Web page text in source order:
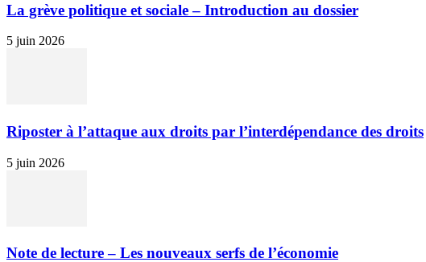
La grève politique et sociale – Introduction au dossier
5 juin 2026
Riposter à l’attaque aux droits par l’interdépendance des droits
5 juin 2026
Note de lecture – Les nouveaux serfs de l’économie